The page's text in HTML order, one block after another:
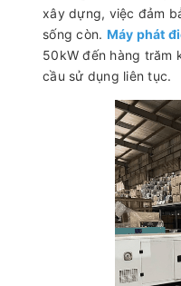
xây dựng, việc đảm
sống còn. Máy phát
50kW đến hàng trăm
cầu sử dụng liên tục.